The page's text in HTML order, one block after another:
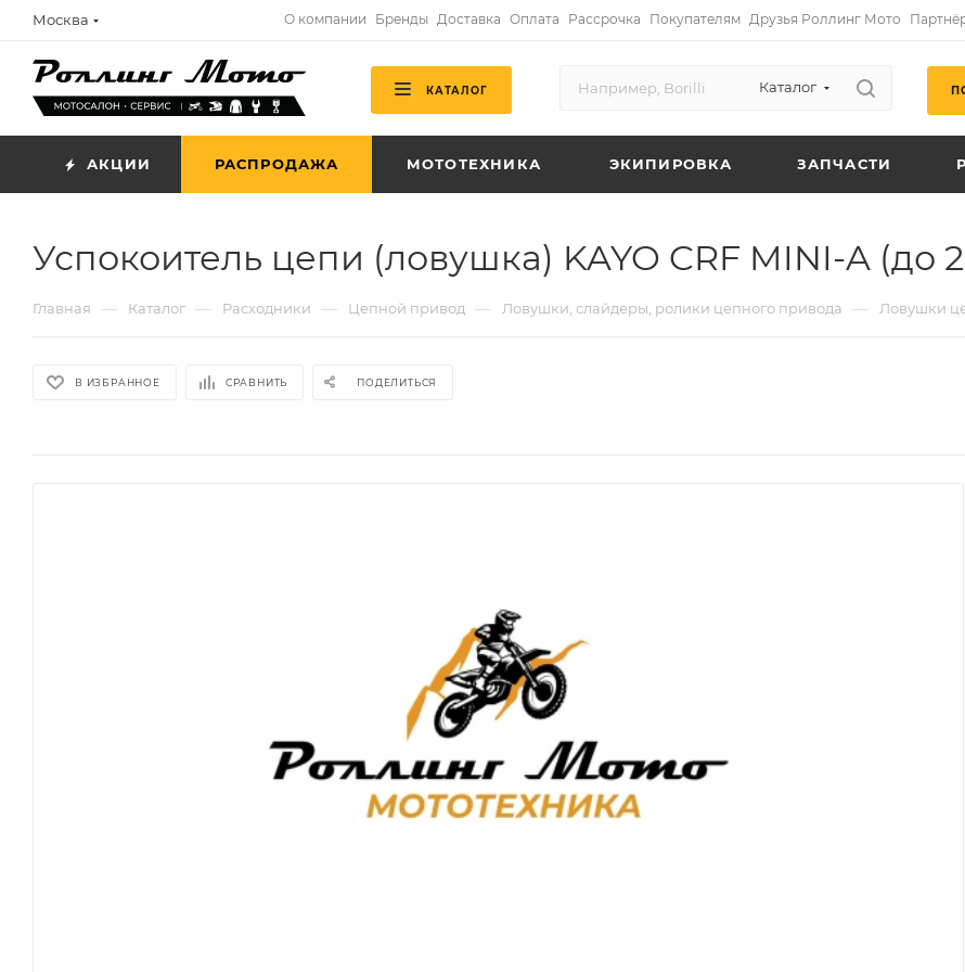
Москва О компании Бренды Доставка Оплата Рассрочка Покупателям Друзья Роллинг Мото
КАТАЛОГ Каталог
АКЦИИ РАСПРОДАЖА МОТОТЕХНИКА ЭКИПИРОВКА ЗАПЧАСТИ
Успокоитель цепи (ловушка) KAYO CRF MINI-A (до
Главная — Каталог — Расходники — Цепной привод — Ловушки, слайдеры, ролики цепного привода — Ловушки
В ИЗБРАННОЕ СРАВНИТЬ ПОДЕЛИТЬСЯ